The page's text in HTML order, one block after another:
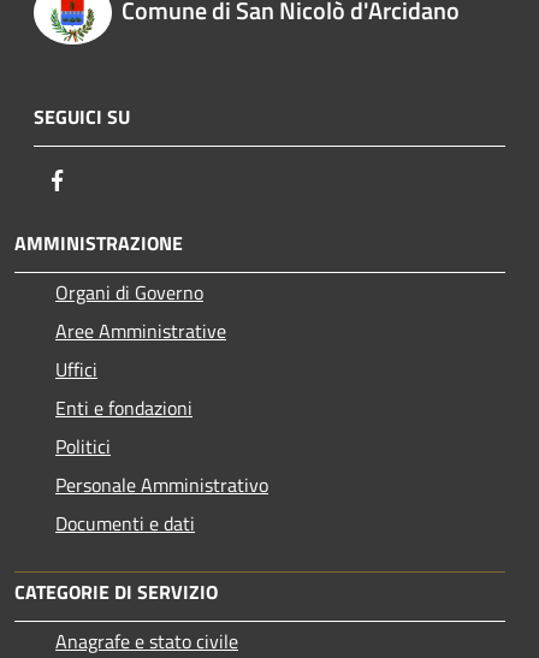
Comune di San Nicolò d'Arcidano
SEGUICI SU
AMMINISTRAZIONE
Organi di Governo
Aree Amministrative
Uffici
Enti e fondazioni
Politici
Personale Amministrativo
Documenti e dati
CATEGORIE DI SERVIZIO
Anagrafe e stato civile